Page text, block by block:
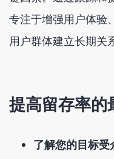
专注于增强用户体验
用户群体建立长期关
提高留存率的
了解您的目标受